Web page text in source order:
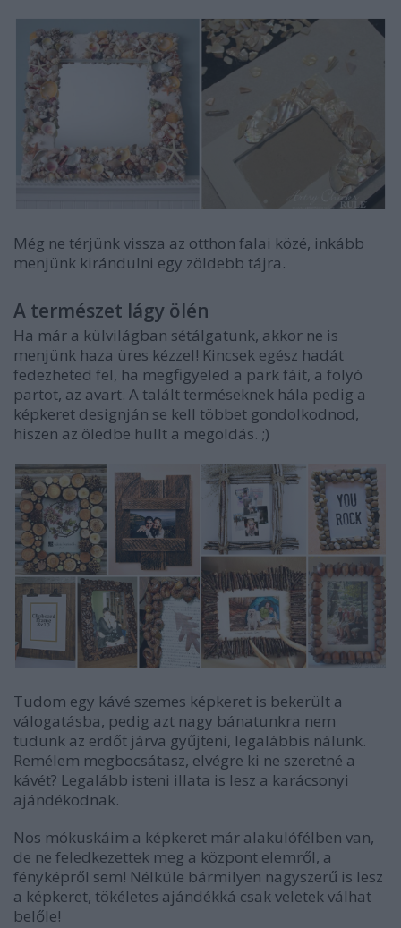
Még ne térjünk vissza az otthon falai közé, inkább
menjünk kirándulni egy zöldebb tájra.
A természet lágy ölén
Ha már a külvilágban sétálgatunk, akkor ne is
menjünk haza üres kézzel! Kincsek egész hadát
fedezheted fel, ha megfigyeled a park fáit, a folyó
partot, az avart. A talált terméseknek hála pedig a
képkeret designján se kell többet gondolkodnod,
hiszen az öledbe hullt a megoldás. ;)
Tudom egy kávé szemes képkeret is bekerült a
válogatásba, pedig azt nagy bánatunkra nem
tudunk az erdőt járva gyűjteni, legalábbis nálunk.
Remélem megbocsátasz, elvégre ki ne szeretné a
kávét? Legalább isteni illata is lesz a karácsonyi
ajándékodnak.
Nos mókuskáim a képkeret már alakulófélben van,
de ne feledkezettek meg a központ elemről, a
fényképről sem! Nélküle bármilyen nagyszerű is lesz
a képkeret, tökéletes ajándékká csak veletek válhat
belőle!